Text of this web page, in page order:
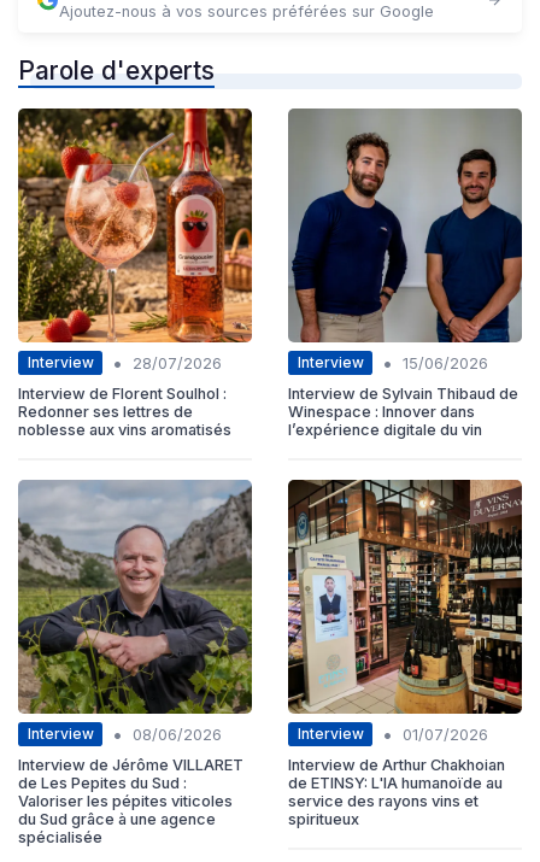
Ajoutez-nous à vos sources préférées sur Google
Parole d'experts
Interview •
28/07/2026
Interview de Florent Soulhol :
Redonner ses lettres de
noblesse aux vins aromatisés
Interview •
15/06/2026
Interview de Sylvain Thibaud de
Winespace : Innover dans
l’expérience digitale du vin
Interview •
08/06/2026
Interview de Jérôme VILLARET
de Les Pepites du Sud :
Valoriser les pépites viticoles
du Sud grâce à une agence
spécialisée
Interview •
01/07/2026
Interview de Arthur Chakhoian
de ETINSY: L'IA humanoïde au
service des rayons vins et
spiritueux